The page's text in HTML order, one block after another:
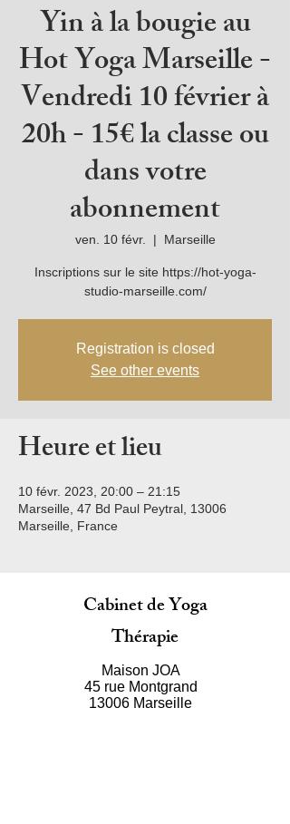
Yin à la bougie au
Hot Yoga Marseille -
Vendredi 10 février à
20h - 15€ la classe ou
dans votre
abonnement
ven. 10 févr.
  |
Marseille
Inscriptions sur le site https://hot-yoga-
studio-marseille.com/
Registration is closed
See other events
Heure et lieu
10 févr. 2023, 20:00 – 21:15
Marseille, 47 Bd Paul Peytral, 13006
Marseille, France
Cabinet de Yoga
Thérapie
Maison JOA
45 rue Montgrand
13006 Marseille